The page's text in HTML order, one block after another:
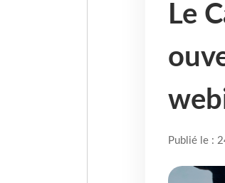
Le
Publié le :